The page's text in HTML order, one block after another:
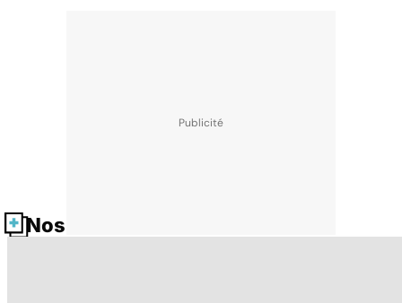
Nos fiches santé